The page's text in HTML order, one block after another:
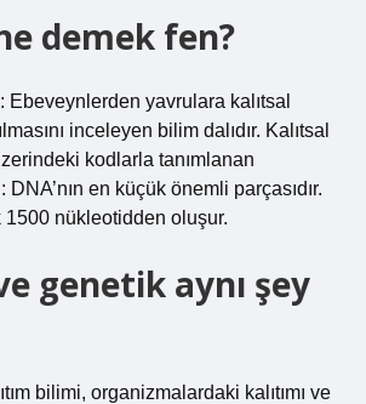
demek fen?
Ebeveynlerden yavrulara kalıtsal
inceleyen bilim dalıdır. Kalıtsal
kodlarla tanımlanan
en küçük önemli parçasıdır.
1500 nükleotidden oluşur.
genetik aynı şey
bilimi, organizmalardaki kalıtımı ve